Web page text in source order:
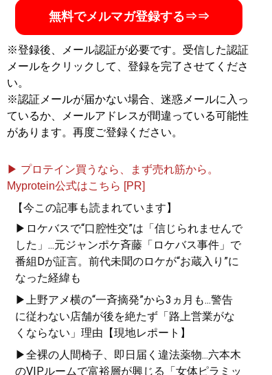
無料でメルマガ登録する⇒⇒
※登録後、メール認証が必要です。受信した認証
メールをクリックして、登録を完了させてくださ
い。
※認証メールが届かない場合、迷惑メールに入っ
ているか、メールアドレスが間違っている可能性
があります。再度ご登録ください。
▶ プロテイン買うなら、まず売れ筋から。
Myprotein公式はこちら [PR]
【今この記事も読まれています】
▶ロケバスで“口腔性交”は「信じられませんで
した」...元ジャンポケ斉藤「ロケバス事件」で
番組Dが証言。前代未聞のロケが“お蔵入り”に
なった経緯も
▶上野アメ横の“一斉摘発”から3ヵ月も...警告
に従わない店舗が後を絶たず「路上営業がな
くならない」理由【現地レポート】
▶全裸の人間椅子、即日届く違法薬物...六本木
のVIPルームで富裕層が興じる「女体ピラミッ